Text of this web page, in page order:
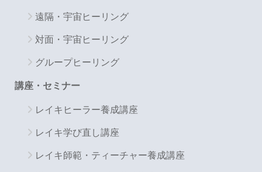
遠隔・宇宙ヒーリング
対面・宇宙ヒーリング
グループヒーリング
講座・セミナー
レイキヒーラー養成講座
レイキ学び直し講座
レイキ師範・ティーチャー養成講座